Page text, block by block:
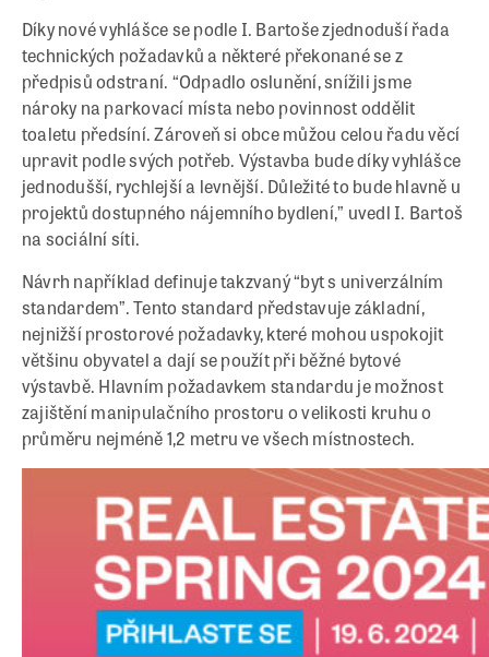
Díky nové vyhlášce se podle I. Bartoše zjednoduší řada
technických požadavků a některé překonané se z
předpisů odstraní. “Odpadlo oslunění, snížili jsme
nároky na parkovací místa nebo povinnost oddělit
toaletu předsíní. Zároveň si obce můžou celou řadu věcí
upravit podle svých potřeb. Výstavba bude díky vyhlášce
jednodušší, rychlejší a levnější. Důležité to bude hlavně u
projektů dostupného nájemního bydlení,” uvedl I. Bartoš
na sociální síti.
Návrh například definuje takzvaný “byt s univerzálním
standardem”. Tento standard představuje základní,
nejnižší prostorové požadavky, které mohou uspokojit
většinu obyvatel a dají se použít při běžné bytové
výstavbě. Hlavním požadavkem standardu je možnost
zajištění manipulačního prostoru o velikosti kruhu o
průměru nejméně 1,2 metru ve všech místnostech.